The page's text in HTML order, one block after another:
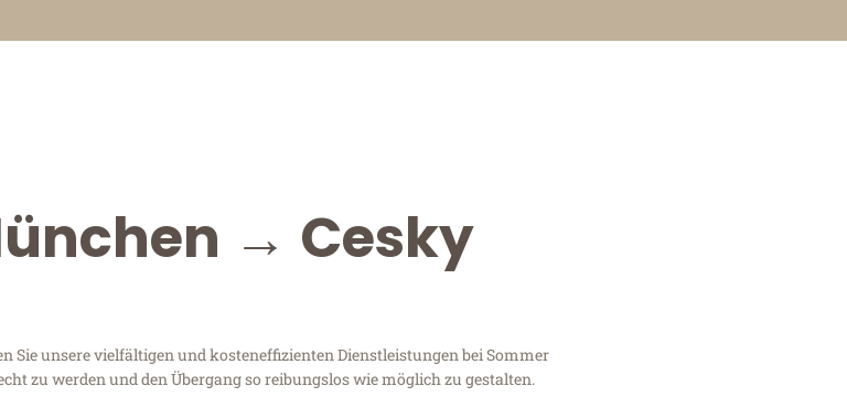
→ Cesky
unsere vielfältigen und kosteneffizienten Dienstleistungen bei Sommer
zu werden und den Übergang so reibungslos wie möglich zu gestalten.